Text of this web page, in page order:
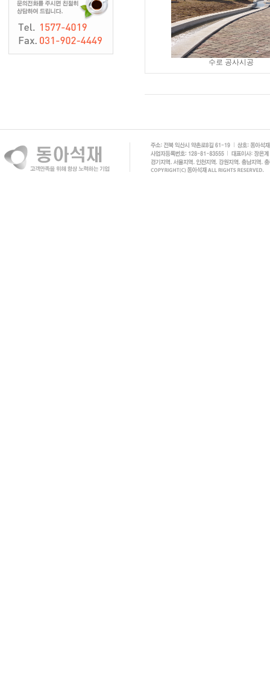
수로 공사시공